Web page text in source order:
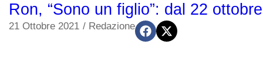
Ron, “Sono un figlio”: dal 22
21 Ottobre 2021 / Redazione